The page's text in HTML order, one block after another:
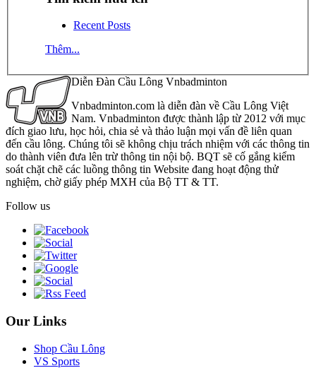
Recent Posts
Thêm...
Diễn Đàn Cầu Lông Vnbadminton
Vnbadminton.com là diễn đàn về Cầu Lông Việt
Nam. Vnbadminton được thành lập từ 2012 với mục
đích giao lưu, học hỏi, chia sẻ và thảo luận mọi vấn đề liên quan
đến cầu lông. Chúng tôi sẽ không chịu trách nhiệm với các thông tin
do thành viên đưa lên trừ thông tin nội bộ. BQT sẽ cố gắng kiểm
soát chặt chẽ các luồng thông tin Website đang hoạt động thử
nghiệm, chờ giấy phép MXH của Bộ TT & TT.
Follow us
Our Links
Shop Cầu Lông
VS Sports